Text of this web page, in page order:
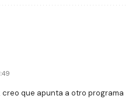
creo que apunta a otro programa